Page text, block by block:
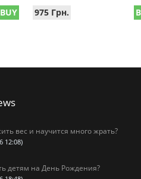
BUY 975 Грн.
вес и научится много жрать?
12:08)
детям на День Рождения?